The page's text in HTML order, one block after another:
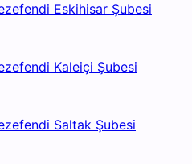
Eskihisar Şubesi
Kaleiçi Şubesi
Saltak Şubesi